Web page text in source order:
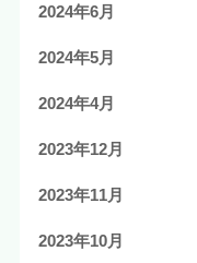
2024年6月
2024年5月
2024年4月
2023年12月
2023年11月
2023年10月